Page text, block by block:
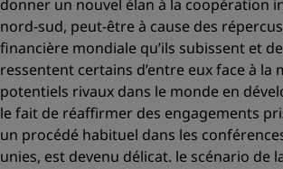
donner un nouvel élan à la coopération
nord-sud, peut-être à cause des
financière mondiale qu’ils subissent et
ressentent certains d’entre eux face à la
potentiels rivaux dans le monde en
le fait de réaffirmer des engagements
un procédé habituel dans les
unies, est devenu délicat. le scénario de